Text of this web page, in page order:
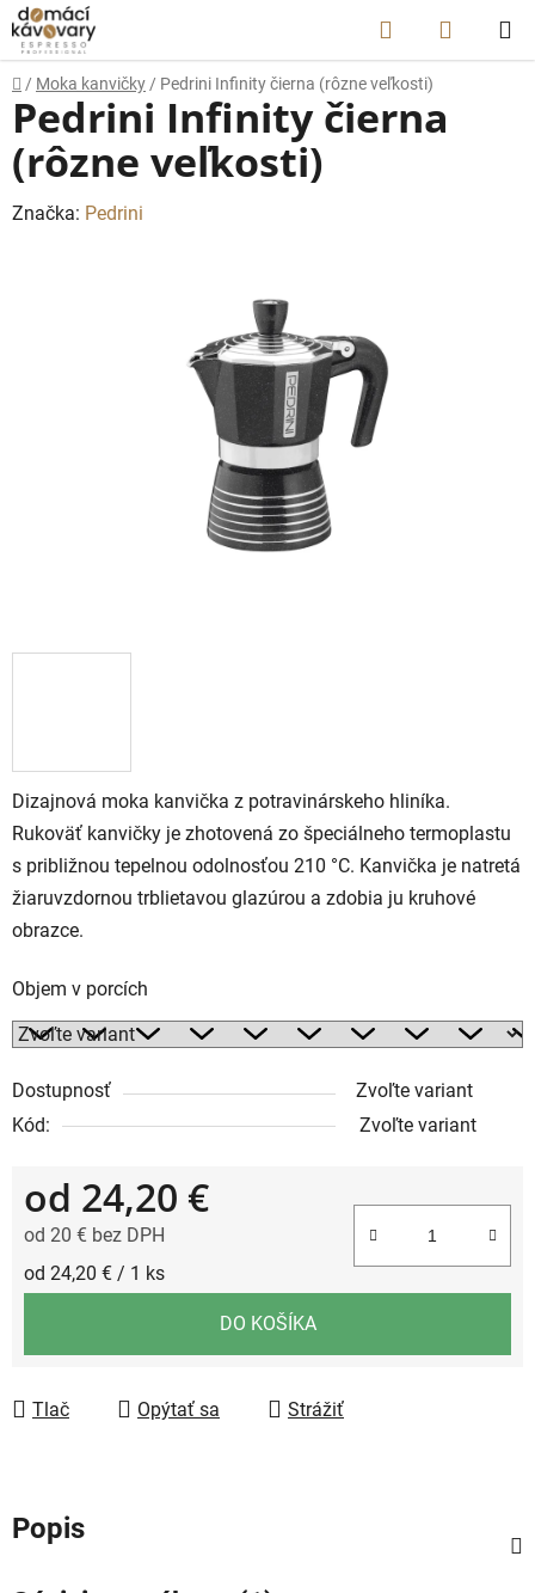
Prejsť
na
obsah
Hľadať
KOŠÍK
Domov
/ Moka kanvičky / Pedrini Infinity čierna (rôzne veľkosti)
Dizajnová moka kanvička z potravinárskeho hliníka.
Rukoväť kanvičky je zhotovená zo špeciálneho termoplastu
s približnou tepelnou odolnosťou 210 °C. Kanvička je natretá
žiaruvzdornou trblietavou glazúrou a zdobia ju kruhové
obrazce.
Objem v⁠ porcích
Dostupnosť
Zvoľte variant
Kód:
Zvoľte variant
od 24,20 €
od 20 € bez DPH
Jednotková cena:
od 24,20 € / 1 ks
DO KOŠÍKA
Tlač Opýtať sa Strážiť
Pedrini Infinity čierna
(rôzne veľkosti)
Značka: Pedrini
Popis